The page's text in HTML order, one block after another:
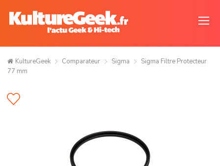
KultureGeek Comparateur Sigma
Sigma Filtre Protecteur
77 mm